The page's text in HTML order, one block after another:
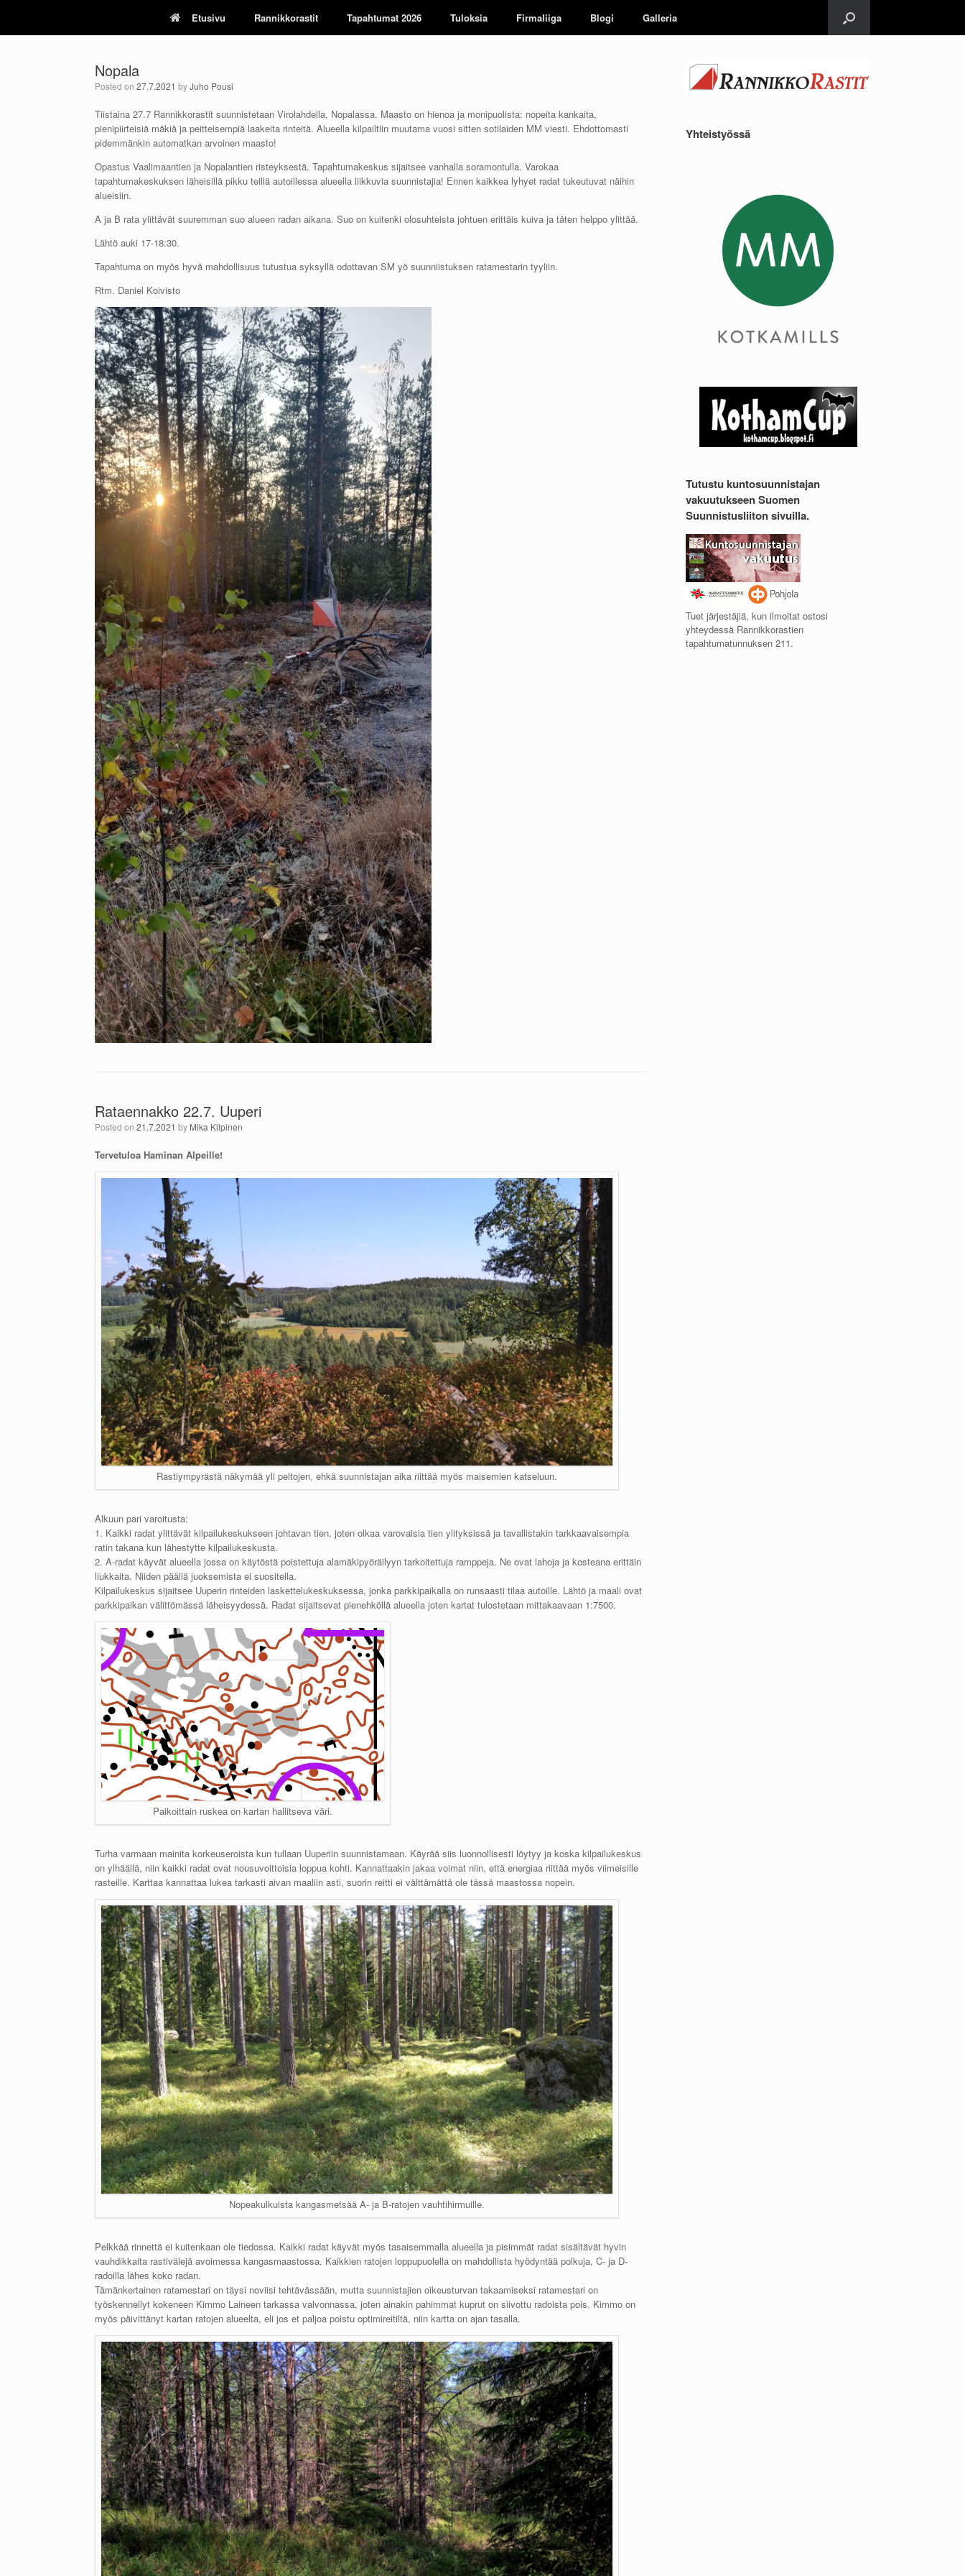
content
Etusivu Rannikkorastit Tapahtumat 2026 Tuloksia Firmaliiga Blogi Galleria
Nopala
Posted on 27.7.2021 byJuho Pousi
Tiistaina 27.7 Rannikkorastit suunnistetaan Virolahdella, Nopalassa. Maasto on hienoa ja monipuolista: nopeita kankaita,
pienipiirteisiä mäkiä ja peitteisempiä laakeita rinteitä. Alueella kilpailtiin muutama vuosi sitten sotilaiden MM viesti. Ehdottomasti
pidemmänkin automatkan arvoinen maasto!
Opastus Vaalimaantien ja Nopalantien risteyksestä. Tapahtumakeskus sijaitsee vanhalla soramontulla. Varokaa
tapahtumakeskuksen läheisillä pikku teillä autoillessa alueella liikkuvia suunnistajia! Ennen kaikkea lyhyet radat tukeutuvat näihin
alueisiin.
A ja B rata ylittävät suuremman suo alueen radan aikana. Suo on kuitenki olosuhteista johtuen erittäis kuiva ja täten helppo ylittää.
Lähtö auki 17-18:30.
Tapahtuma on myös hyvä mahdollisuus tutustua syksyllä odottavan SM yö suunniistuksen ratamestarin tyyliin.
Rtm. Daniel Koivisto
Rataennakko 22.7. Uuperi
Posted on 21.7.2021 by Mika Kilpinen
Tervetuloa Haminan Alpeille!
Rastiympyrästä näkymää yli peltojen, ehkä suunnistajan aika riittää myös maisemien katseluun.
Alkuun pari varoitusta:
1. Kaikki radat ylittävät kilpailukeskukseen johtavan tien, joten olkaa varovaisia tien ylityksissä ja tavallistakin tarkkaavaisempia
ratin takana kun lähestytte kilpailukeskusta.
2. A-radat käyvät alueella jossa on käytöstä poistettuja alamäkipyöräilyyn tarkoitettuja ramppeja. Ne ovat lahoja ja kosteana erittäin
liukkaita. Niiden päällä juoksemista ei suositella.
Kilpailukeskus sijaitsee Uuperin rinteiden laskettelukeskuksessa, jonka parkkipaikalla on runsaasti tilaa autoille. Lähtö ja maali ovat
parkkipaikan välittömässä läheisyydessä. Radat sijaitsevat pienehköllä alueella joten kartat tulostetaan mittakaavaan 1:7500.
Paikoittain ruskea on kartan hallitseva väri.
Turha varmaan mainita korkeuseroista kun tullaan Uuperiin suunnistamaan. Käyrää siis luonnollisesti löytyy ja koska kilpailukeskus
on ylhäällä, niin kaikki radat ovat nousuvoittoisia loppua kohti. Kannattaakin jakaa voimat niin, että energiaa riittää myös viimeisille
rasteille. Karttaa kannattaa lukea tarkasti aivan maaliin asti, suorin reitti ei välttämättä ole tässä maastossa nopein.
Nopeakulkuista kangasmetsää A- ja B-ratojen vauhtihirmuille.
Pelkkää rinnettä ei kuitenkaan ole tiedossa. Kaikki radat käyvät myös tasaisemmalla alueella ja pisimmät radat sisältävät hyvin
vauhdikkaita rastivälejä avoimessa kangasmaastossa. Kaikkien ratojen loppupuolella on mahdollista hyödyntää polkuja, C- ja D-
radoilla lähes koko radan.
Tämänkertainen ratamestari on täysi noviisi tehtävässään, mutta suunnistajien oikeusturvan takaamiseksi ratamestari on
työskennellyt kokeneen Kimmo Laineen tarkassa valvonnassa, joten ainakin pahimmat kuprut on siivottu radoista pois. Kimmo on
myös päivittänyt kartan ratojen alueelta, eli jos et paljoa poistu optimireitiltä, niin kartta on ajan tasalla.
Yhteistyössä
Tutustu kuntosuunnistajan
vakuutukseen Suomen
Suunnistusliiton sivuilla.
Tuet järjestäjiä, kun ilmoitat ostosi
yhteydessä Rannikkorastien
tapahtumatunnuksen 211.